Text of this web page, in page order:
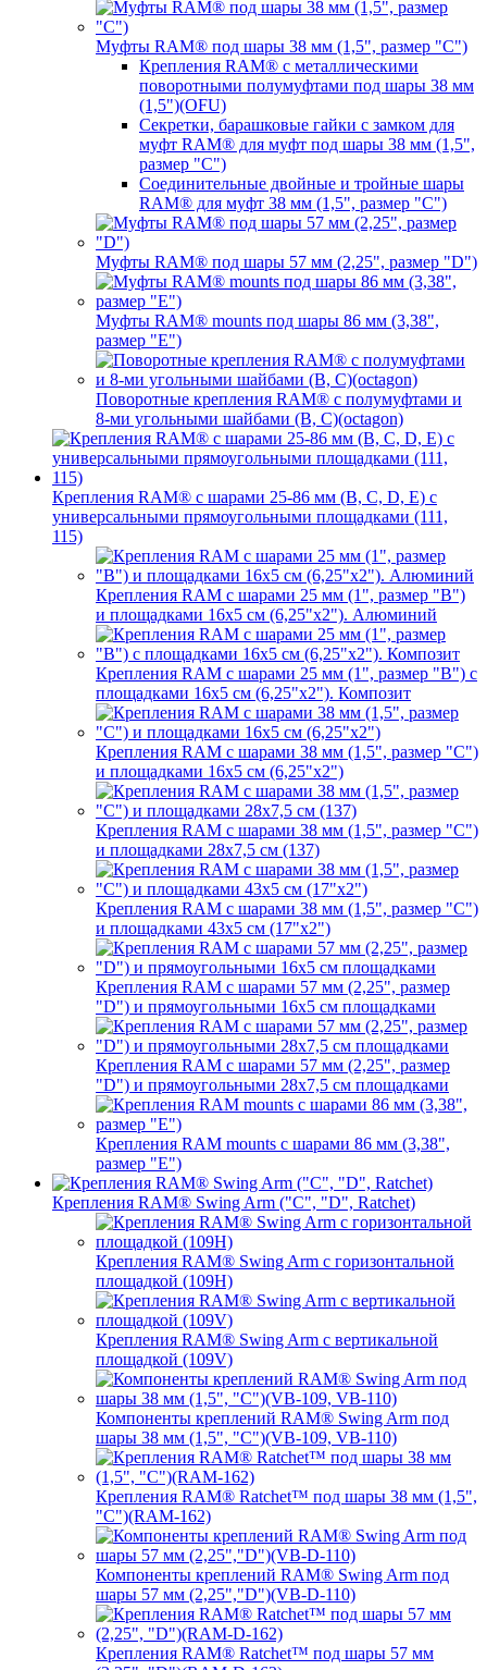
Муфты RAM® под шары 38 мм (1,5", размер "C")
Крепления RAM® с металлическими
поворотными полумуфтами под шары 38 мм
(1,5")(OFU)
Секретки, барашковые гайки с замком для
муфт RAM® для муфт под шары 38 мм (1,5",
размер "C")
Соединительные двойные и тройные шары
RAM® для муфт 38 мм (1,5", размер "C")
Муфты RAM® под шары 57 мм (2,25", размер "D")
Муфты RAM® mounts под шары 86 мм (3,38",
размер "E")
Поворотные крепления RAM® c полумуфтами и
8-ми угольными шайбами (B, C)(octagon)
Крепления RAM® с шарами 25-86 мм (B, C, D, E) с
универсальными прямоугольными площадками (111,
115)
Крепления RAM с шарами 25 мм (1", размер "B")
и площадками 16х5 см (6,25"х2"). Алюминий
Крепления RAM с шарами 25 мм (1", размер "B") с
площадками 16х5 см (6,25"х2"). Композит
Крепления RAM с шарами 38 мм (1,5", размер "C")
и площадками 16х5 см (6,25"х2")
Крепления RAM с шарами 38 мм (1,5", размер "C")
и площадками 28х7,5 см (137)
Крепления RAM с шарами 38 мм (1,5", размер "C")
и площадками 43х5 см (17"х2")
Крепления RAM с шарами 57 мм (2,25", размер
"D") и прямоугольными 16х5 см площадками
Крепления RAM с шарами 57 мм (2,25", размер
"D") и прямоугольными 28х7,5 см площадками
Крепления RAM mounts с шарами 86 мм (3,38",
размер "E")
Крепления RAM® Swing Arm ("C", "D", Ratchet)
Крепления RAM® Swing Arm с горизонтальной
площадкой (109H)
Крепления RAM® Swing Arm с вертикальной
площадкой (109V)
Компоненты креплений RAM® Swing Arm под
шары 38 мм (1,5", "C")(VB-109, VB-110)
Крепления RAM® Ratchet™ под шары 38 мм (1,5",
"C")(RAM-162)
Компоненты креплений RAM® Swing Arm под
шары 57 мм (2,25","D")(VB-D-110)
Крепления RAM® Ratchet™ под шары 57 мм